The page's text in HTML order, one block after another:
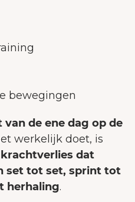
bewegingen
de ene dag op de
werkelijk doet, is
dat
set tot set, sprint tot
herhaling.